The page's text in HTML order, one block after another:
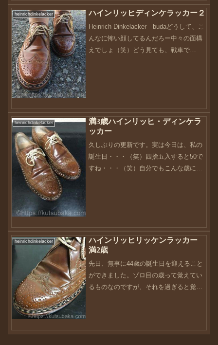
はあまり情報がないように思います。で
はどのようなメーカーなのか？1897年創
業以来、今もマイスタ...
heinrichdinkelacker ハインリッヒディンケラッカー２
Heinrich Dinkelacker budaどうして、こ
んなに怖い顔してるんだろー中々の面構
えでしょ（笑）どう見ても、戦車で
heinrichdinkelacker
満3歳ハインリッヒ・ディンケラ
ッカー
久しぶりの更新です。実は今日は、私の
誕生日・・・（笑）四捨五入すると50で
すね・・・（笑）自分でもこんな歳にな
heinrichdinkelacker
ハインリッヒリッケンラッカー
満2歳
先日、無事に44歳の誕生日を迎えること
ができました。ゾロ目の歳って覚えてい
るものなのですが、それを過ぎると覚え
たかはっきりと記憶...